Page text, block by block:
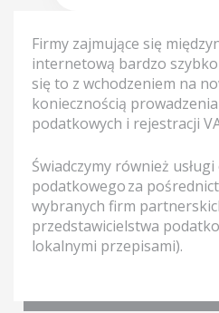
Firmy zajmujące się
internetową bardzo
się to z wchodzeniem na
koniecznością
podatkowych i rejestracji
Świadczymy również
podatkowego za
wybranych firm
przedstawicielstwa
lokalnymi przepisami).